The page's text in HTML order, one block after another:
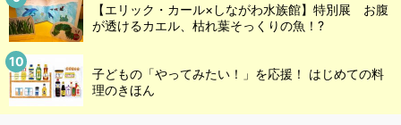
【エリック・カール×しながわ水族館】特別展 お腹
が透けるカエル、枯れ葉そっくりの魚！?
子どもの「やってみたい！」を応援！ はじめての料
理のきほん